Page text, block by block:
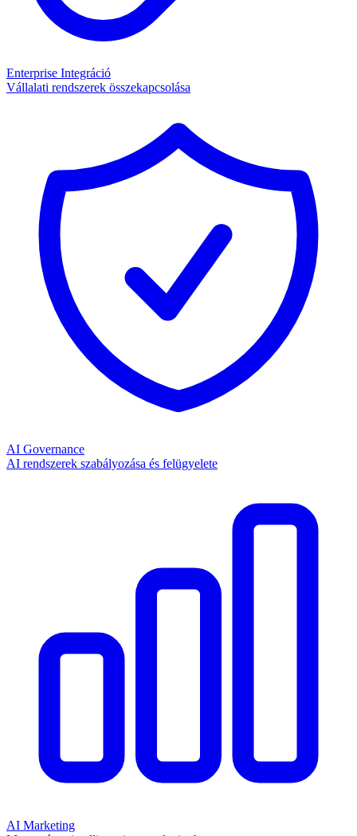
Enterprise Integráció
Vállalati rendszerek összekapcsolása
AI Governance
AI rendszerek szabályozása és felügyelete
AI Marketing